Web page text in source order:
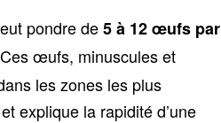
pondre de5 à 12 œufs par
œufs, minuscules et
les zones les plus
explique la rapidité d’une